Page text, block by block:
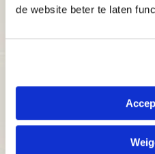
de website beter te laten